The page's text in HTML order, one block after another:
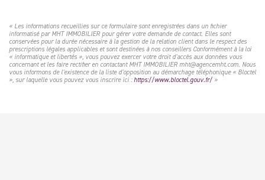
« Les informations recueillies sur ce formulaire sont enregistrées dans un fichier
informatisé par MHT IMMOBILIER pour gérer votre demande de contact. Elles sont
conservées pour la durée nécessaire à la gestion de la relation client dans le respect des
prescriptions légales applicables et sont destinées à nos conseillers Conformément à la loi
« informatique et libertés », vous pouvez exercer votre droit d'accès aux données vous
concernant et les faire rectifier en contactant MHT IMMOBILIER mht@agencemht.com. Nous
vous informons de l'existence de la liste d'opposition au démarchage téléphonique « Bloctel
», sur laquelle vous pouvez vous inscrire ici : https://www.bloctel.gouv.fr/ »